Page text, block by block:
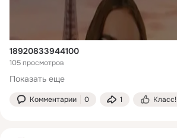
18920833944100
105 просмотров
Показать еще
Комментарии 0 1 Класс!